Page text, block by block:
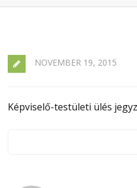
NOVEMBER 19, 2015
Képviselő-testületi ülés